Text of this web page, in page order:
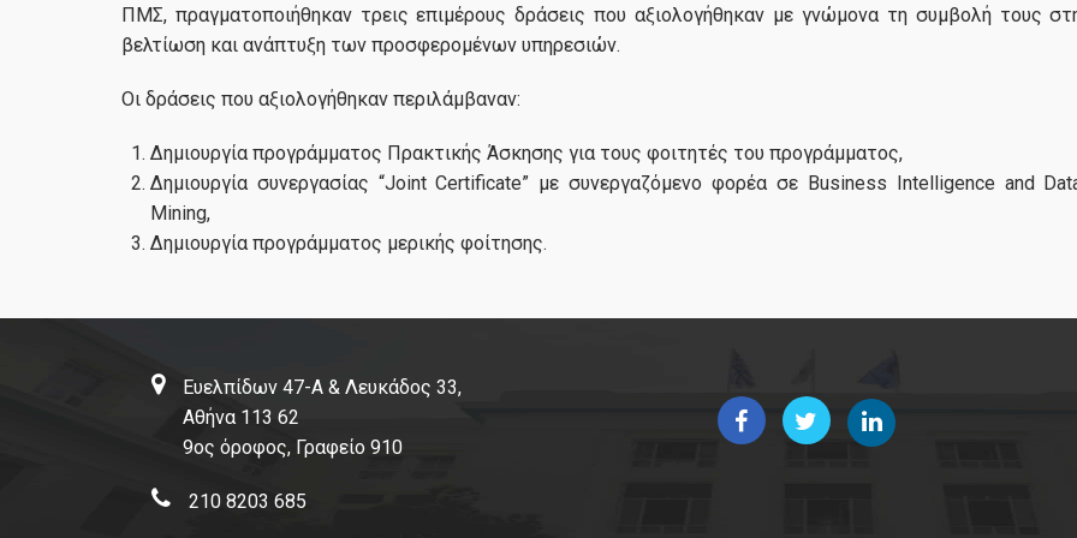
ΠΜΣ, πραγματοποιήθηκαν τρεις επιμέρους δράσεις που αξιολογήθηκαν με γνώμονα τη συμβολή τους
βελτίωση και ανάπτυξη των προσφερομένων υπηρεσιών.
Οι δράσεις που αξιολογήθηκαν περιλάμβαναν:
Δημιουργία προγράμματος Πρακτικής Άσκησης για τους φοιτητές του προγράμματος,
Δημιουργία συνεργασίας “Joint Certificate” με συνεργαζόμενο φορέα σε Business Intelligence and
Mining,
Δημιουργία προγράμματος μερικής φοίτησης.
Ευελπίδων 47-Α & Λευκάδος 33,
Αθήνα 113 62
9ος όροφος, Γραφείο 910
210 8203 685